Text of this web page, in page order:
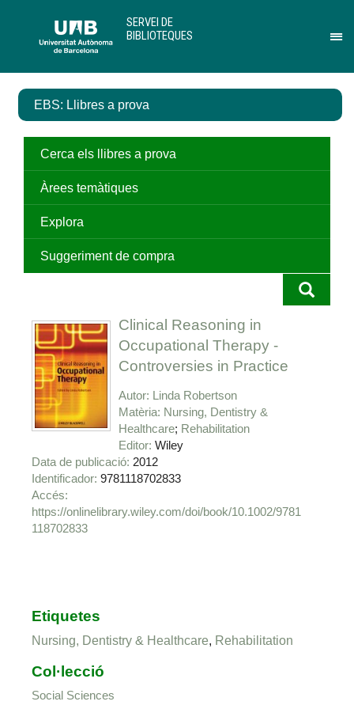
contingut
el
de
SERVEI DE
BIBLIOTEQUES
EBS: Llibres a prova
Cerca els llibres a prova
Àrees temàtiques
Explora
Suggeriment de compra
Clinical Reasoning in
Occupational Therapy -
Controversies in Practice
Autor Linda Robertson
Matèria Nursing, Dentistry &
Healthcare Rehabilitation
Editor Wiley
Data de publicació 2012
Identificador 9781118702833
https://onlinelibrary.wiley.com/doi/book/10.1002/9781
118702833
Etiquetes
Nursing, Dentistry & Healthcare, Rehabilitation
Col·lecció
Social Sciences